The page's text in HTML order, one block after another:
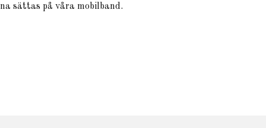
sättas på våra mobilband.